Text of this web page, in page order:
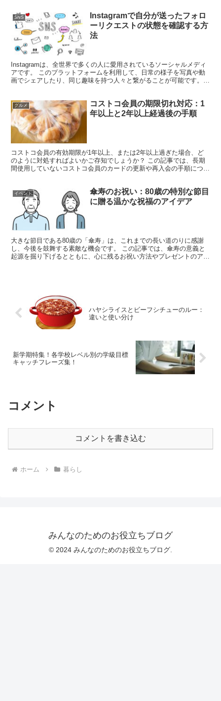
SNS
Instagramで自分が送ったフォロ
ーリクエストの状態を確認する方
法
Instagramは、全世界で多くの人に愛用されているソーシャルメディ
アです。 このプラットフォームを利用して、日常の様子を写真や動
画でシェアしたり、同じ趣味を持つ人々と繋がることが可能です。
グルメ
コストコ会員の期限切れ対応：1
年以上と2年以上経過後の手順
コストコ会員の有効期限が1年以上、または2年以上過ぎた場合、ど
のように対処すればよいかご存知でしょうか？ この記事では、長期
間使用していないコストコ会員のカードの更新や再入会の手順につい
イベント
傘寿のお祝い：80歳の特別な節目
に贈る温かな祝福のアイデア
大きな節目である80歳の「傘寿」は、これまでの長い道のりに感謝
し、今後を鼓舞する素敵な機会です。 この記事では、傘寿の意義と
起源を掘り下げるとともに、心に残るお祝い方法やプレゼントのアイ
ハヤシライスとビーフシチューのルー：
違いと使い分け
新学期特集！各学校レベル別の学級目標
キャッチフレーズ集！
コメント
コメントを書き込む
ホーム 暮らし
みんなのためのお役立ちブログ
© 2024 みんなのためのお役立ちブログ.